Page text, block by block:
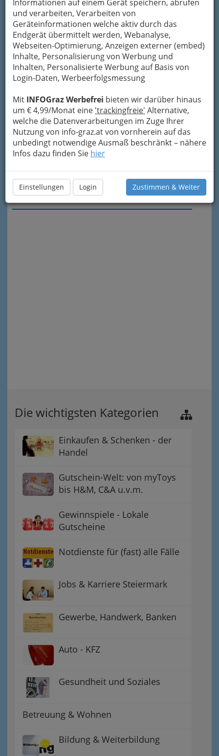
Informationen auf einem Gerät speichern, abrufen
und verarbeiten, Verarbeiten von
Geräteinformationen welche aktiv durch das
Endgerät übermittelt werden, Webanalyse,
Webseiten-Optimierung, Anzeigen externer (embed)
Inhalte, Personalisierung von Werbung und
Inhalten, Personalisierte Werbung auf Basis von
Login-Daten, Werbeerfolgsmessung
Mit INFOGraz Werbefrei bieten wir darüber hinaus
um € 4,99/Monat eine 'trackingfreie' Alternative,
welche die Datenverarbeitungen im Zuge Ihrer
Nutzung von info-graz.at von vornherein auf das
unbedingt notwendige Ausmaß beschränkt – nähere
Infos dazu finden Sie hier
Einstellungen Login Zustimmen & Weiter
Mein Betreff
Meine Nachricht
Meine Nachricht senden
Die wichtigsten Kategorien
Einkaufen & Schenken - der
Handel
Gutschein-Welt: von myToys
bis H&M, C&A u.v.m.
Gewinnspiele - Lokale
Gutscheine
Notdienste für (fast) alle Fälle
Jobs & Karriere Steiermark
Gewerbe, Handwerk, Banken
Auto - KFZ
Gesundheit und Soziales
Betreuung & Wohnen
Bildung & Weiterbildung